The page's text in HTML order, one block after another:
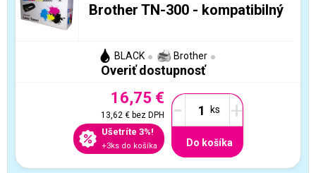
Brother TN-300 - kompatibilný
BLACK Brother
Overiť dostupnosť
16,75 €
13,62 €bez DPH
Ušetríte 3%!
+3ks do košíka
- +
Do košíka